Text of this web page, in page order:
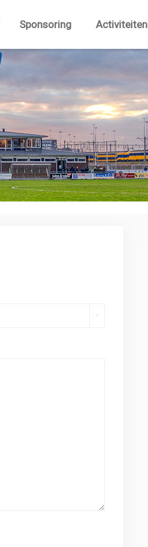
Sponsoring Activiteiten